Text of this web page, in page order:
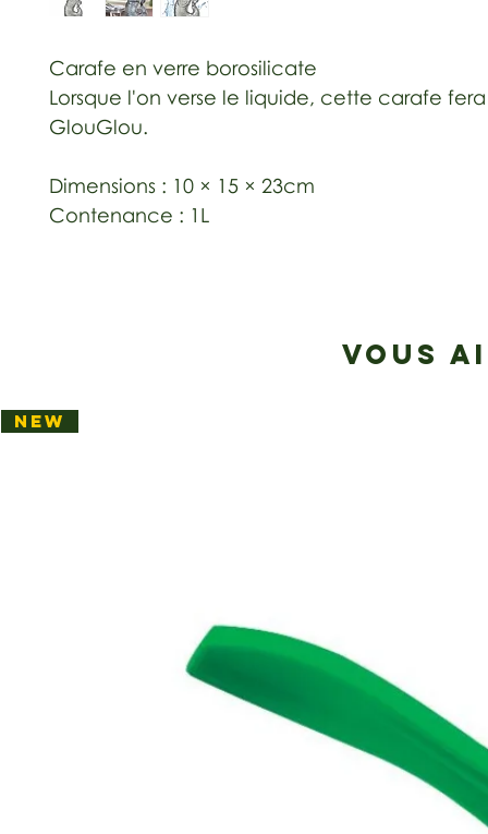
Carafe en verre borosilicate
Lorsque l'on verse le liquide, cette carafe
GlouGlou.
Dimensions : 10 × 15 × 23cm
Contenance : 1L
VOUS
NEW